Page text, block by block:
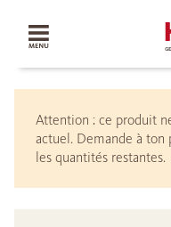
Attention : ce produit
actuel. Demande à ton
les quantités restantes.